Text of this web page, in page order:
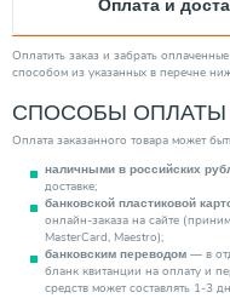
Диаметр подкл. к контуру
Производитель
Диаметр подключения к газу
Глубина (мм)
Страна производитель
Вес товара, нетто (кг)
Категория
Оплата и
Оплатить заказ и забрать
способом из указанных в перечне
СПОСОБЫ ОПЛАТЫ
Оплата заказанного товара может
наличными в российских
доставке;
банковской пластиковой
онлайн-заказа на сайте
MasterCard, Maestro);
банковским переводом — в
бланк квитанции на оплату и
средств может составлять 1-3